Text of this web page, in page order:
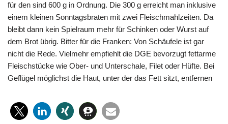
für den sind 600 g in Ordnung. Die 300 g erreicht man inklusive
einem kleinen Sonntagsbraten mit zwei Fleischmahlzeiten. Da
bleibt dann kein Spielraum mehr für Schinken oder Wurst auf
dem Brot übrig. Bitter für die Franken: Von Schäufele ist gar
nicht die Rede. Vielmehr empfiehlt die DGE bevorzugt fettarme
Fleischstücke wie Ober- und Unterschale, Filet oder Hüfte. Bei
Geflügel möglichst die Haut, unter der das Fett sitzt, entfernen